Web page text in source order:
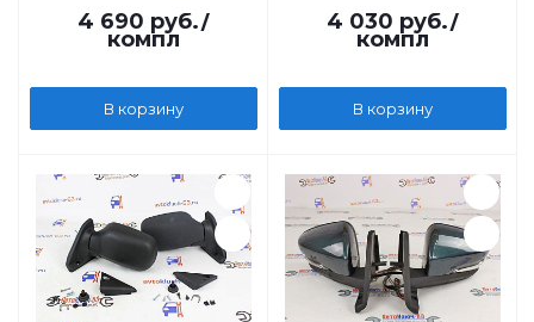
4 690 руб./
компл
В корзину
4 030 руб./
компл
В корзину